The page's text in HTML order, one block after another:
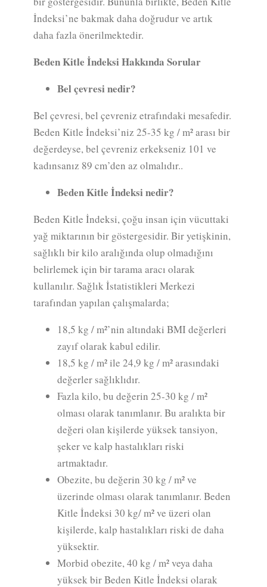
İndeksi’ne bakmak daha doğrudur ve artık
daha fazla önerilmektedir.
Beden Kitle İndeksi Hakkında Sorular
Bel çevresi nedir?
Bel çevresi, bel çevreniz etrafındaki mesafedir.
Beden Kitle İndeksi’niz 25-35 kg / m² arası bir
değerdeyse, bel çevreniz erkekseniz 101 ve
kadınsanız 89 cm’den az olmalıdır..
Beden Kitle İndeksi nedir?
Beden Kitle İndeksi, çoğu insan için vücuttaki
yağ miktarının bir göstergesidir. Bir yetişkinin,
sağlıklı bir kilo aralığında olup olmadığını
belirlemek için bir tarama aracı olarak
kullanılır. Sağlık İstatistikleri Merkezi
tarafından yapılan çalışmalarda;
18,5 kg / m²’nin altındaki BMI değerleri
zayıf olarak kabul edilir.
18,5 kg / m² ile 24,9 kg / m² arasındaki
değerler sağlıklıdır.
Fazla kilo, bu değerin 25-30 kg / m²
olması olarak tanımlanır. Bu aralıkta bir
değeri olan kişilerde yüksek tansiyon,
şeker ve kalp hastalıkları riski
artmaktadır.
Obezite, bu değerin 30 kg / m² ve
üzerinde olması olarak tanımlanır. Beden
Kitle İndeksi 30 kg/ m² ve üzeri olan
kişilerde, kalp hastalıkları riski de daha
yüksektir.
Morbid obezite, 40 kg / m² veya daha
yüksek bir Beden Kitle İndeksi olarak